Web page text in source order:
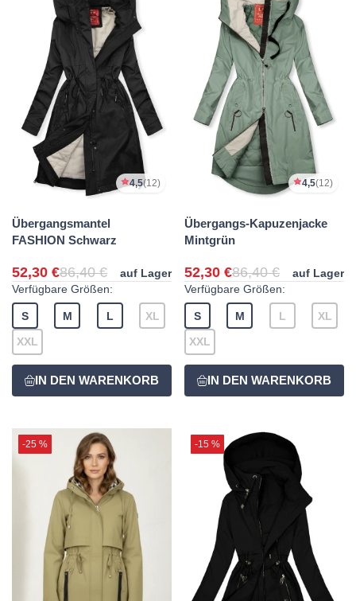
4,5(12)
Übergangsmantel
FASHION Schwarz
52,30 €86,40 €
auf Lager
Verfügbare Größen:
S M L XL
XXL
4,5(12)
Übergangs-Kapuzenjacke
Mintgrün
52,30 €86,40 €
auf Lager
Verfügbare Größen:
S M L XL
XXL
-25 % -15 %